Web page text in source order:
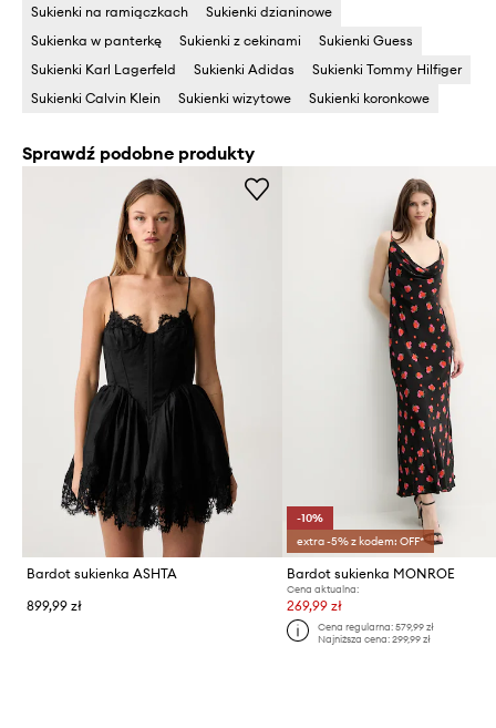
Sukienki na ramiączkach
Sukienki dzianinowe
Sukienka w panterkę
Sukienki z cekinami
Sukienki Guess
Sukienki Karl Lagerfeld
Sukienki Adidas
Sukienki Tommy Hilfiger
Sukienki Calvin Klein
Sukienki wizytowe Sukienki koronkowe
Sprawdź podobne produkty
Bardot sukienka ASHTA
899,99 zł
-10%
extra -5% z kodem: OFF*
Bardot sukienka MONROE
Cena aktualna:
269,99 zł
Cena regularna: 579,99 zł
Najniższa cena: 299,99 zł